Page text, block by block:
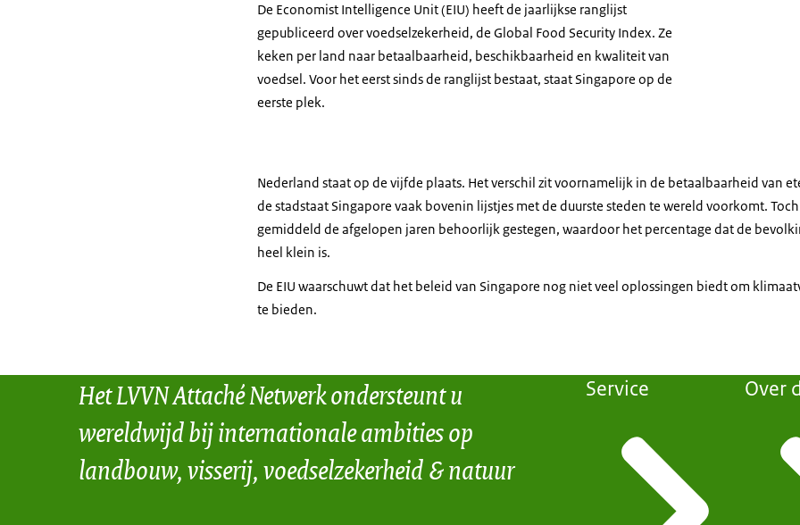
De Economist Intelligence Unit (EIU) heeft de jaarlijkse ranglijst
gepubliceerd over voedselzekerheid, de Global Food Security Index. Ze
keken per land naar betaalbaarheid, beschikbaarheid en kwaliteit van
voedsel. Voor het eerst sinds de ranglijst bestaat, staat Singapore op de
eerste plek.
Nederland staat op de vijfde plaats. Het verschil zit voornamelijk in de betaalbaarheid van
de stadstaat Singapore vaak bovenin lijstjes met de duurste steden te wereld voorkomt.
gemiddeld de afgelopen jaren behoorlijk gestegen, waardoor het percentage dat de
heel klein is.
De EIU waarschuwt dat het beleid van Singapore nog niet veel oplossingen biedt om
te bieden.
Het LVVN Attaché Netwerk ondersteunt u
wereldwijd bij internationale ambities op
landbouw, visserij, voedselzekerheid & natuur
Service Over